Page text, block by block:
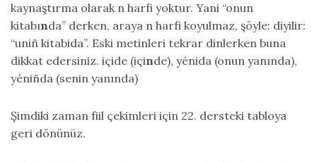
kaynaştırma olarak n harfi yoktur. Yani “onun
kitabında” derken, araya n harfi koyulmaz, şöyle: diyilir:
“uniñ kitabida”. Eski metinleri tekrar dinlerken buna
dikkat edersiniz. içide (içinde), yénida (onun yanında),
yéniñda (senin yanında)
Şimdiki zaman fiil çekimleri için 22. dersteki tabloya
geri dönünüz.